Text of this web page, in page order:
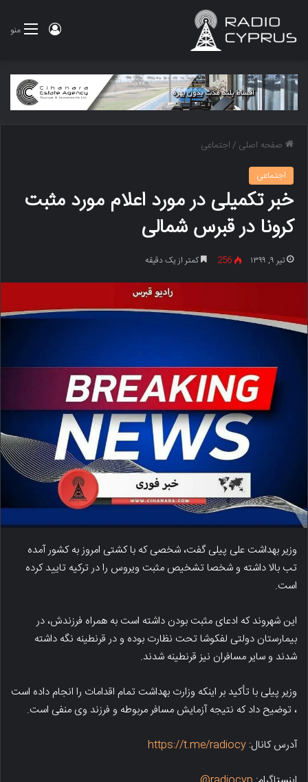
منو ورود
صفحه اصلی /اجتماعی
اجتماعی
خبر تکمیلی در مورد اعلام مورد مثبت
کرونا در قبرس شمالی
تیر ۹, ۱۳۹۹ 256 کمتر از یک دقیقه
وزیر بهداشت علی پیلی گفت، شخصی که با کشتی امروز به کشور آمده
تب بالا داشته و شخصا تشخیص مثبت ویروس را در ترکیه تایید کرده
است.
این شهروند که ادعای مثبت بودن داشته است به همراه فرزندش، در
بیمارستان دولتی لفکوشا تحت نظارت بوده و در قرنطینه نگه داشته
شدند و سایر مسافران نیز قرنطینه شدند.
وزیر پیلی با تأکید بر اینکه وزارت بهداشت تمام اقدامات را انجام داده است
، توضیح داد که نتیجه آزمایش مسافر مربوطه و فرزند وی منفی است.
آدرس کانال: https://t.me/radiocy